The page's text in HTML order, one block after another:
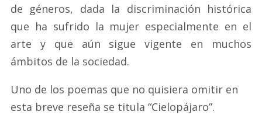
de géneros, dada la discriminación histórica
que ha sufrido la mujer especialmente en el
arte y que aún sigue vigente en muchos
ámbitos de la sociedad.
Uno de los poemas que no quisiera omitir en
esta breve reseña se titula “Cielopájaro”.